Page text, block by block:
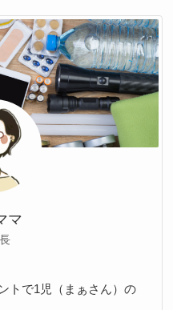
マ
トで1児（まぁさん）の